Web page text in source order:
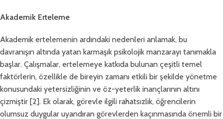
Akademik Erteleme
Akademik ertelemenin ardındaki nedenleri anlamak, bu
davranışın altında yatan karmaşık psikolojik manzarayı tanımakla
başlar. Çalışmalar, ertelemeye katkıda bulunan çeşitli temel
faktörlerin, özellikle de bireyin zamanı etkili bir şekilde yönetme
konusundaki yetersizliğinin ve öz-yeterlik inançlarının altını
çizmiştir [2]. Ek olarak, görevle ilgili rahatsızlık, öğrencilerin
olumsuz duygular uyandıran görevlerden kaçınmasında önemli bir